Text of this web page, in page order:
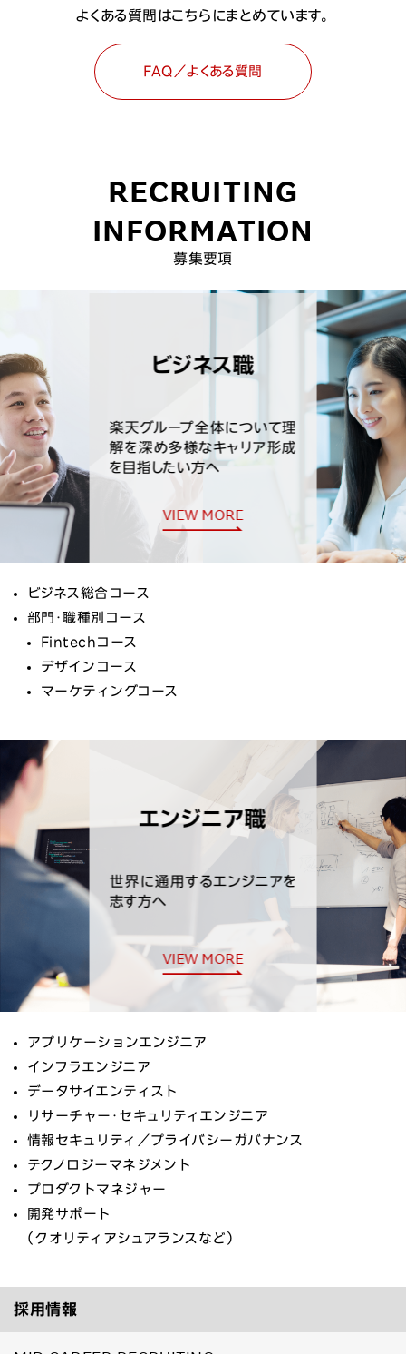
よくある質問はこちらにまとめています。
FAQ／よくある質問
RECRUITING
INFORMATION
募集要項
ビジネス職
楽天グループ全体について理
解を深め多様なキャリア形成
を目指したい方へ
VIEW MORE
ビジネス総合コース
部門・職種別コース
Fintechコース
デザインコース
マーケティングコース
エンジニア職
世界に通用するエンジニアを
志す方へ
VIEW MORE
アプリケーションエンジニア
インフラエンジニア
データサイエンティスト
リサーチャー・セキュリティエンジニア
情報セキュリティ／プライバシーガバナンス
テクノロジーマネジメント
プロダクトマネジャー
開発サポート
（クオリティアシュアランスなど）
採用情報